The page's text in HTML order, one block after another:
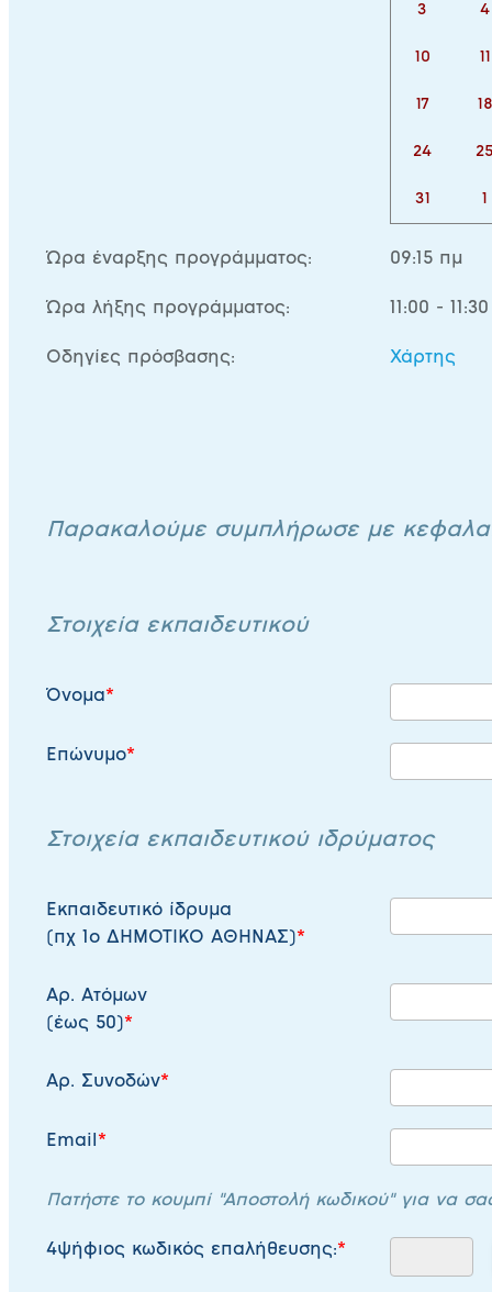
3 4
10 11
17 18
24
31 1
Ώρα έναρξης προγράμματος: 09:15 πμ
Ώρα λήξης προγράμματος: 11:00 -
Οδηγίες πρόσβασης: Χάρτης
Παρακαλούμε συμπλήρωσε με
Στοιχεία εκπαιδευτικού
Όνομα
Επώνυμο
Στοιχεία εκπαιδευτικού ιδρύματος
Εκπαιδευτικό ίδρυμα
(πχ 1ο ΔΗΜΟΤΙΚΟ ΑΘΗΝΑΣ)
Αρ. Ατόμων
(έως 50)
Αρ. Συνοδών
Email
Πατήστε το κουμπί "Αποστολή κωδικού" για να
4ψήφιος κωδικός επαλήθευσης: